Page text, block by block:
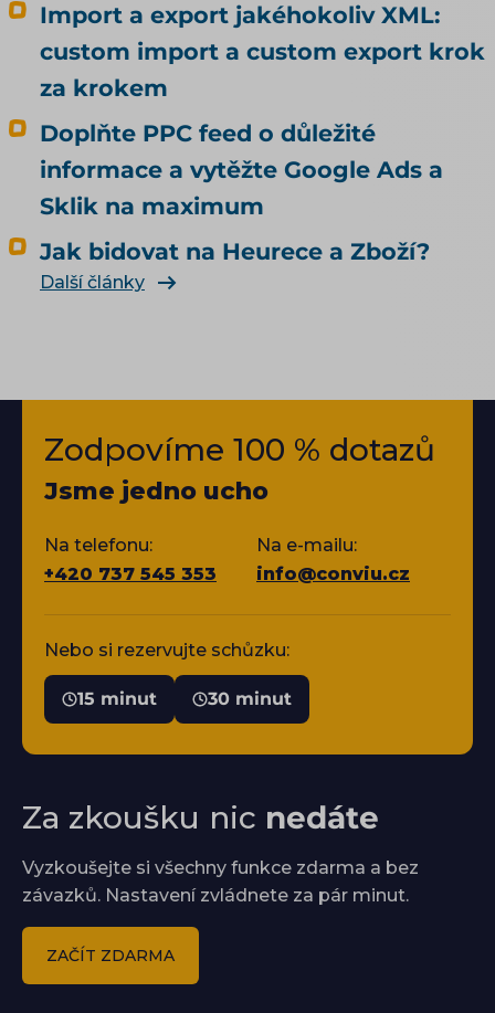
Import a export jakéhokoliv XML:
custom import a custom export krok
za krokem
Doplňte PPC feed o důležité
informace a vytěžte Google Ads a
Sklik na maximum
Jak bidovat na Heurece a Zboží?
Další články
Zodpovíme 100 % dotazů
Jsme jedno ucho
Na telefonu:
+420 737 545 353
Na e-mailu:
info@conviu.cz
Nebo si rezervujte schůzku:
15 minut 30 minut
Za zkoušku nic nedáte
Vyzkoušejte si všechny funkce zdarma a bez
závazků. Nastavení zvládnete za pár minut.
ZAČÍT ZDARMA